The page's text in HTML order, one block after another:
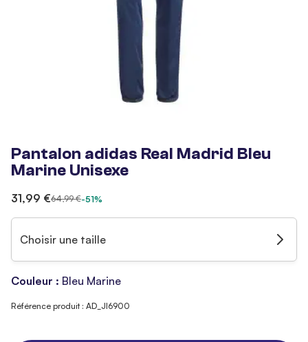
Pantalon adidas Real Madrid Bleu
Marine Unisexe
31,99 €64,99 €-51%
Choisir une taille
Couleur : Bleu Marine
Référence produit : AD_JI6900